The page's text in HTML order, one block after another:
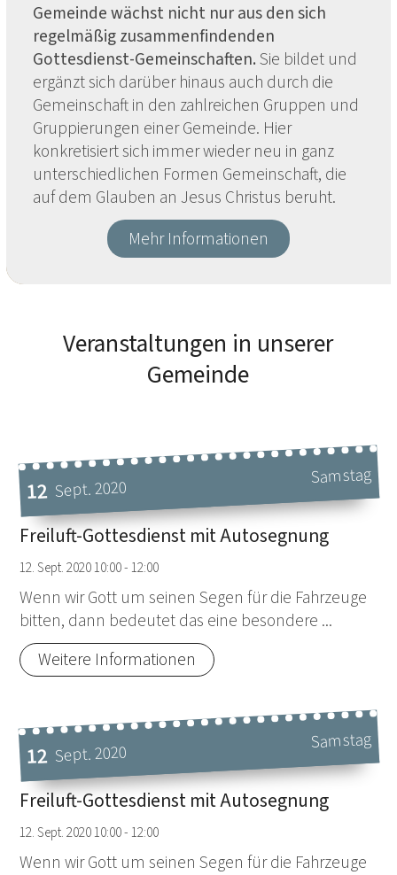
Gemeinde wächst nicht nur aus den sich
regelmäßig zusammenfindenden
Gottesdienst-Gemeinschaften.Sie bildet und
ergänzt sich darüber hinaus auch durch die
Gemeinschaft in den zahlreichen Gruppen und
Gruppierungen einer Gemeinde. Hier
konkretisiert sich immer wieder neu in ganz
unterschiedlichen Formen Gemeinschaft, die
auf dem Glauben an Jesus Christus beruht.
Mehr Informationen
Veranstaltungen in unserer
Gemeinde
Samstag
12 Sept. 2020
Datum: 12. September 2020
Freiluft-Gottesdienst mit Autosegnung
12. Sept. 2020 10:00 - 12:00
Wenn wir Gott um seinen Segen für die Fahrzeuge
bitten, dann bedeutet das eine besondere ...
Weitere Informationen
Samstag
12 Sept. 2020
Datum: 12. September 2020
Freiluft-Gottesdienst mit Autosegnung
12. Sept. 2020 10:00 - 12:00
Wenn wir Gott um seinen Segen für die Fahrzeuge